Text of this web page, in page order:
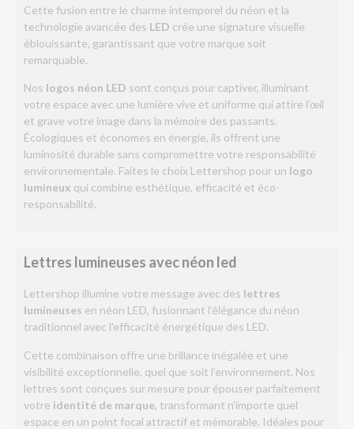
Cette fusion entre le charme intemporel du néon et la
technologie avancée des LED crée une signature visuelle
éblouissante, garantissant que votre marque soit
remarquable.
Nos logos néon LED sont conçus pour captiver, illuminant
votre espace avec une lumière vive et uniforme qui attire l’œil
et grave votre image dans la mémoire des passants.
Écologiques et économes en énergie, ils offrent une
luminosité durable sans compromettre votre responsabilité
environnementale. Faites le choix Lettershop pour un logo
lumineux qui combine esthétique, efficacité et éco-
responsabilité.
Lettres lumineuses avec néon led
Lettershop illumine votre message avec des lettres
lumineuses en néon LED, fusionnant l’élégance du néon
traditionnel avec l’efficacité énergétique des LED.
Cette combinaison offre une brillance inégalée et une
visibilité exceptionnelle, quel que soit l’environnement. Nos
lettres sont conçues sur mesure pour épouser parfaitement
votre identité de marque, transformant n’importe quel
espace en un point focal attractif et mémorable. Idéales pour